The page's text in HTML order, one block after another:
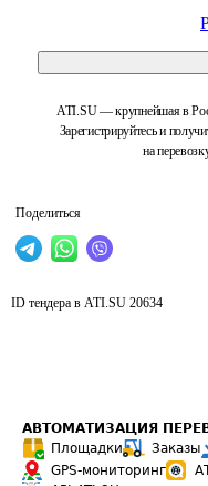
ATI.SU — крупнейшая в
Зарегистрируйтесь и
на
Поделиться
ID тендера в ATI.SU 20634
АВТОМАТИЗАЦИЯ
Площадки
Заказы
GPS-мониторинг